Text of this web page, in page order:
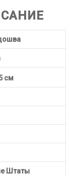
см
Штаты